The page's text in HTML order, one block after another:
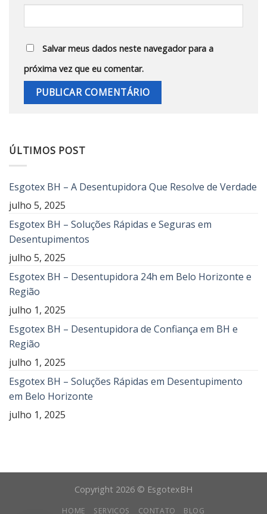
Salvar meus dados neste navegador para a
próxima vez que eu comentar.
ÚLTIMOS POST
Esgotex BH – A Desentupidora Que Resolve de Verdade
julho 5, 2025
Esgotex BH – Soluções Rápidas e Seguras em
Desentupimentos
julho 5, 2025
Esgotex BH – Desentupidora 24h em Belo Horizonte e
Região
julho 1, 2025
Esgotex BH – Desentupidora de Confiança em BH e
Região
julho 1, 2025
Esgotex BH – Soluções Rápidas em Desentupimento
em Belo Horizonte
julho 1, 2025
Copyright 2026 © EsgotexBH
HOME SERVICOS CONTATO BLOG